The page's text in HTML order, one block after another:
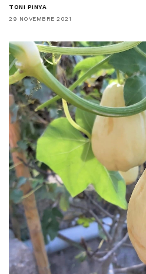
TONI PINYA
29 NOVEMBRE 2021